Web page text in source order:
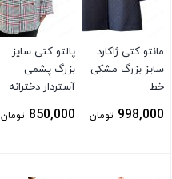
مانتو کتی ژاکارد
سایز بزرگ مشکی
خط
998,000 تومان
پالتو کتی سایز
بزرگ پشمی
آستردار دخترانه
قرمز
850,000 تومان